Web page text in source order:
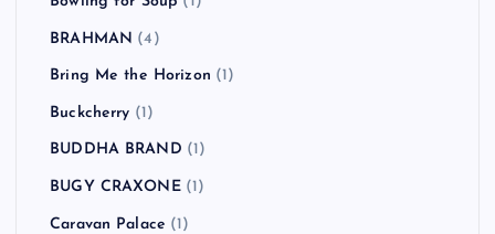
BRAHMAN (4)
Bring Me the Horizon (1)
Buckcherry (1)
BUDDHA BRAND (1)
BUGY CRAXONE(1)
Caravan Palace (1)